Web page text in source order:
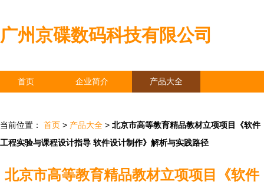
广州京碟数码科技有限公司
首页 企业简介 产品大全
当前位置： 首页 > 产品大全 > 北京市高等教育精品教材立项项目《软件
工程实验与课程设计指导 软件设计制作》解析与实践路径
北京市高等教育精品教材立项项目《软件